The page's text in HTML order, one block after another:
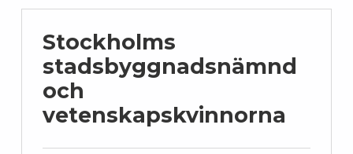
Stockholms
stadsbyggnadsnämnd
och
vetenskapskvinnorna